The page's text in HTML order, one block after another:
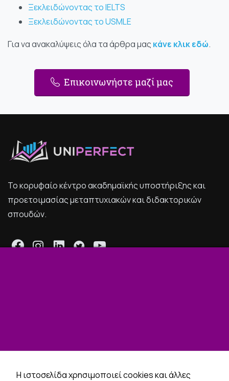
Ξεκλειδώνοντας το IELTS
Ξεκλειδώνοντας το USMLE
Για να ανακαλύψεις όλα τα άρθρα μας κάνε κλικ εδώ.
Επικοινωνήστε μαζί μας
Το κορυφαίο κέντρο ακαδημαϊκής υποστήριξης και
προετοιμασίας μεταπτυχιακών και διδακτορικών
σπουδών.
Η ιστοσελίδα χρησιμοποιεί cookies και άλλες